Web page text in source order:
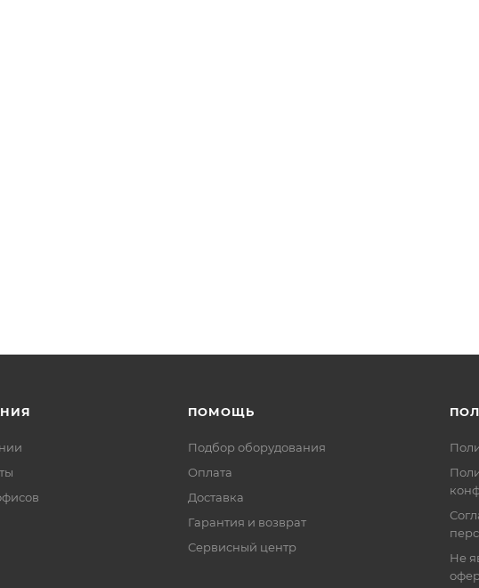
ПОМОЩЬ
Подбор оборудования
Оплата
Доставка
Гарантия и возврат
Сервисный центр
Не